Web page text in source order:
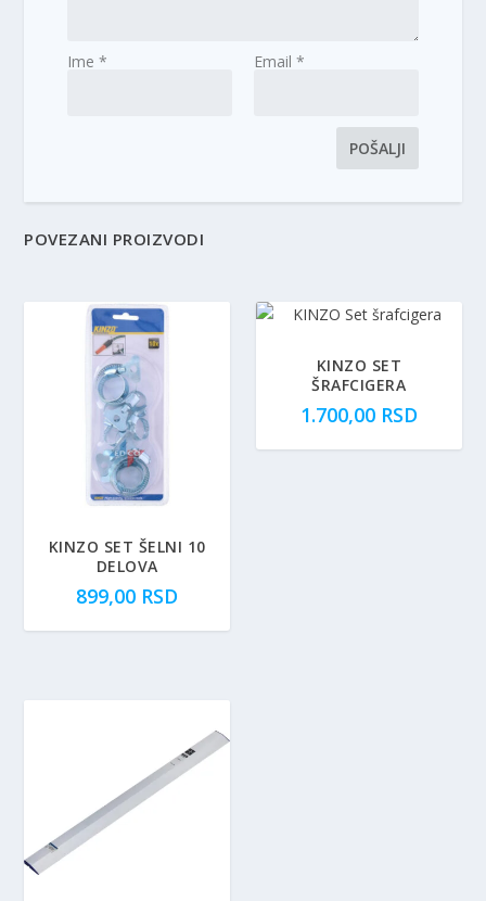
Ime* Email *
POVEZANI PROIZVODI
KINZO SET ŠELNI 10
DELOVA
899,00 RSD
KINZO SET
ŠRAFCIGERA
1.700,00 RSD